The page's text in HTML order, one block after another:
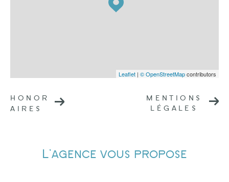
Leaflet | © OpenStreetMapcontributors
HONOR
AIRES
MENTIONS
LÉGALES
L'agence vous propose